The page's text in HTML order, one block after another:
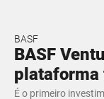
BASF
BASF
plataforma
É o primeiro